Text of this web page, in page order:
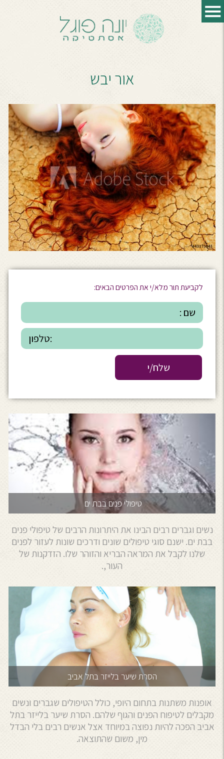
אור יבש
לקביעת תור מלא/י את הפרטים הבאים:
טיפולי פנים בבת ים
נשים וגברים רבים הבינו את היתרונות הרבים של טיפולי פנים
בבת ים. ישנם סוגי טיפולים שונים ודרכים שונות לעזור לפנים
שלנו לקבל את המראה הבריא והזוהר שלו. הזדקנות של
העור,.
הסרת שיער בלייזר בתל אביב
אופנות משתנות בתחום היופי, כולל הטיפולים שגברים ונשים
מקבלים לטיפוח הפנים והגוף שלהם. הסרת שיער בלייזר בתל
אביב הפכה להיות נפוצה במיוחד אצל אנשים רבים בלי הבדל
מין, משום שהתוצאה.